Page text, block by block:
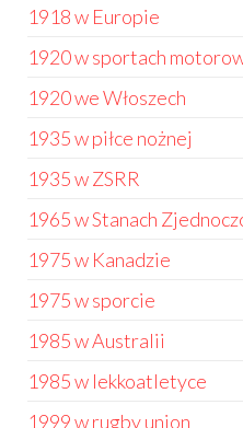
1918 w Europie
1920 w sportach
1920 we Włoszech
1935 w piłce nożnej
1935 w ZSRR
1965 w Stanach
1975 w Kanadzie
1975 w sporcie
1985 w Australii
1985 w lekkoatletyce
1999 w rugby union